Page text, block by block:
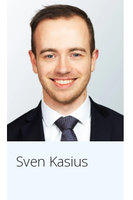
Sven Kasius